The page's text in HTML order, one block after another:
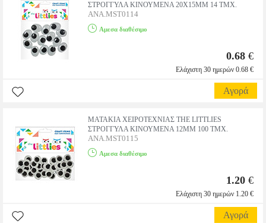
ΣΤΡΟΓΓΥΛΑ ΚΙΝΟΥΜΕΝΑ 20X15MM 14 ΤΜΧ.
ANA.MST0114
Αμεσα διαθέσιμο
0.68 €
Ελάχιστη 30 ημερών 0.68 €
Αγορά
ΜΑΤΑΚΙΑ ΧΕΙΡΟΤΕΧΝΙΑΣ THE LITTLIES
ΣΤΡΟΓΓΥΛΑ ΚΙΝΟΥΜΕΝΑ 12MM 100 ΤΜΧ.
ANA.MST0115
Αμεσα διαθέσιμο
1.20 €
Ελάχιστη 30 ημερών 1.20 €
Αγορά